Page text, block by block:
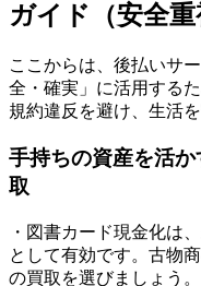
ガイド（安全重
ここからは、後払いサ
全・確実」に活用する
規約違反を避け、生活
手持ちの資産を活
取
・図書カード現金化は
として有効です。古物
の買取を選びましょう。